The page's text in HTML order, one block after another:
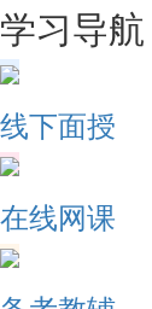
学习导航
线下面授
在线网课